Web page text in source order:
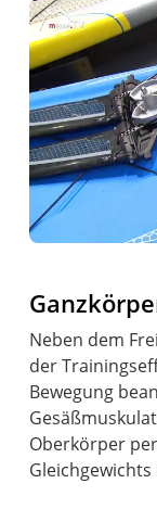
Neben dem
der
Bewegung
Oberkörper
Gleichgewichts